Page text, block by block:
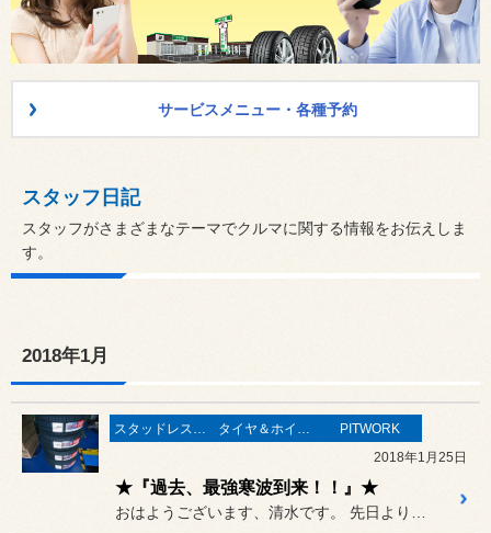
サービスメニュー・各種予約
スタッフ日記
スタッフがさまざまなテーマでクルマに関する情報をお伝えしま
す。
2018年1月
スタッドレスタイヤ タイヤ＆ホイール
PITWORK
2018年1月25日
★『過去、最強寒波到来！！』★